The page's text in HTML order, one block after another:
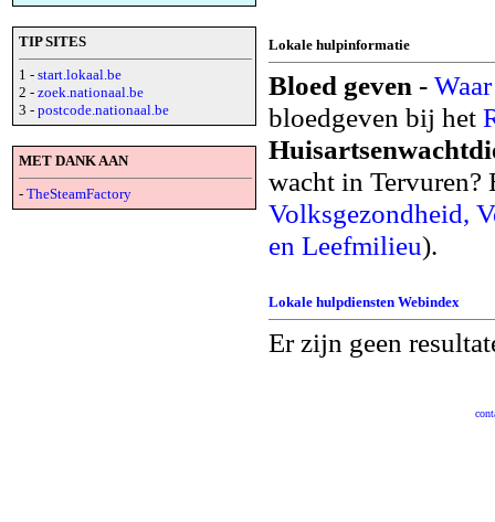
TIP SITES
1 - start.lokaal.be
2 - zoek.nationaal.be
3 - postcode.nationaal.be
MET DANK AAN
- TheSteamFactory
Lokale hulpinformatie
Bloed geven -
bloedgeven bij het
wacht in
Volksgezondheid,
en Leefmilieu).
Lokale hulpdiensten Webindex
Er zijn geen